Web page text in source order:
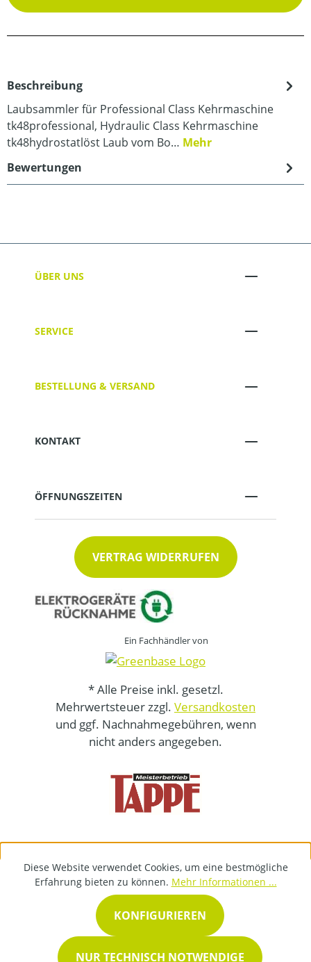
Beschreibung
Laubsammler für Professional Class Kehrmaschine
tk48professional, Hydraulic Class Kehrmaschine
tk48hydrostatlöst Laub vom Bo… Mehr
Bewertungen
ÜBER UNS
SERVICE
BESTELLUNG & VERSAND
KONTAKT
ÖFFNUNGSZEITEN
VERTRAG WIDERRUFEN
Ein Fachhändler von
* Alle Preise inkl. gesetzl.
Mehrwertsteuer zzgl. Versandkosten
und ggf. Nachnahmegebühren, wenn
nicht anders angegeben.
Diese Website verwendet Cookies, um eine bestmögliche
Erfahrung bieten zu können. Mehr Informationen ...
NUR TECHNISCH NOTWENDIGE
KONFIGURIEREN